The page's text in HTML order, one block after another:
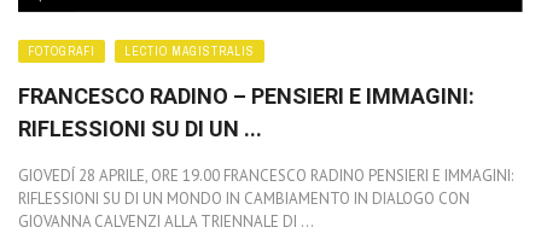
FOTOGRAFI LECTIO MAGISTRALIS
FRANCESCO RADINO – PENSIERI E IMMAGINI:
RIFLESSIONI SU DI UN ...
GIOVEDÍ 28 APRILE, ORE 19.00 FRANCESCO RADINO PENSIERI E IMMAGINI:
RIFLESSIONI SU DI UN MONDO IN CAMBIAMENTO IN DIALOGO CON
GIOVANNA CALVENZI ALLA TRIENNALE DI ...